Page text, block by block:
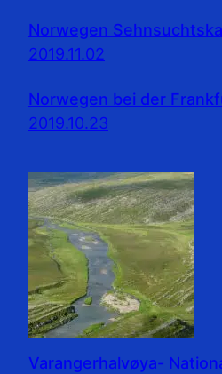
Norwegen
2019.11.02
Norwegen bei der
2019.10.23
Varangerhalvøya-